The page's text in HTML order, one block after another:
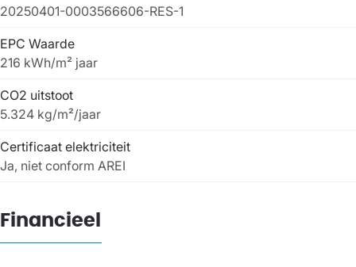
20250401-0003566606-RES-1
EPC Waarde
216 kWh/m² jaar
CO2 uitstoot
5.324 kg/m²/jaar
Certificaat elektriciteit
Ja, niet conform AREI
Financieel